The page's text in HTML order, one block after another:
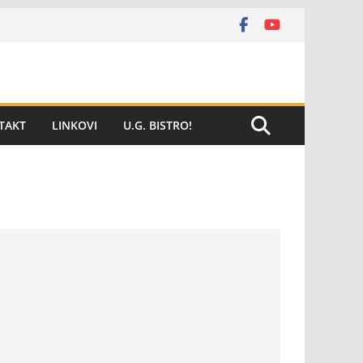
LINKOVI U.G. BISTRO!